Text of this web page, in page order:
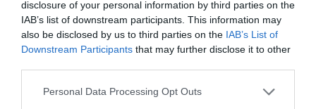
disclosure of your personal information by third parties on the
IAB’s list of downstream participants. This information may
also be disclosed by us to third parties on the IAB’s List of
Downstream Participants that may further disclose it to other
Please note that this website/app uses one or more Google
Personal Data Processing Opt Outs
11 h 13 min